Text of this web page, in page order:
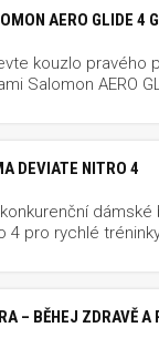
AERO GLIDE 4
kouzlo pravého
Salomon AERO
DEVIATE NITRO 4
dámské
4 pro rychlé
– BĚHEJ ZDRAVĚ A